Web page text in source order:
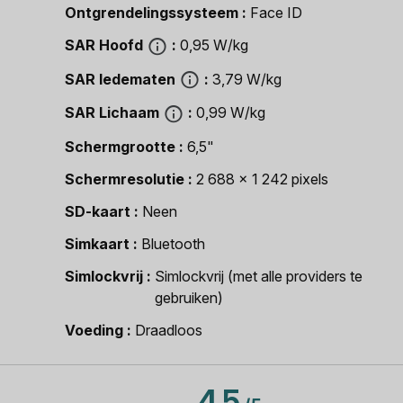
Ontgrendelingssysteem
Face ID
SAR Hoofd
0,95 W/kg
SAR ledematen
3,79 W/kg
SAR Lichaam
0,99 W/kg
Schermgrootte
6,5"
Schermresolutie
2 688 x 1 242 pixels
SD-kaart
Neen
Simkaart
Bluetooth
Simlockvrij
Simlockvrij (met alle providers te
gebruiken)
Voeding
Draadloos